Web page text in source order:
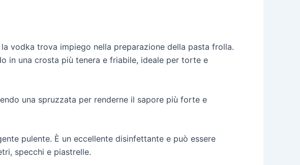
vodka trova impiego nella preparazione della pasta frolla.
in una crosta più tenera e friabile, ideale per torte e
una spruzzata per renderne il sapore più forte e
pulente. È un eccellente disinfettante e può essere
specchi e piastrelle.